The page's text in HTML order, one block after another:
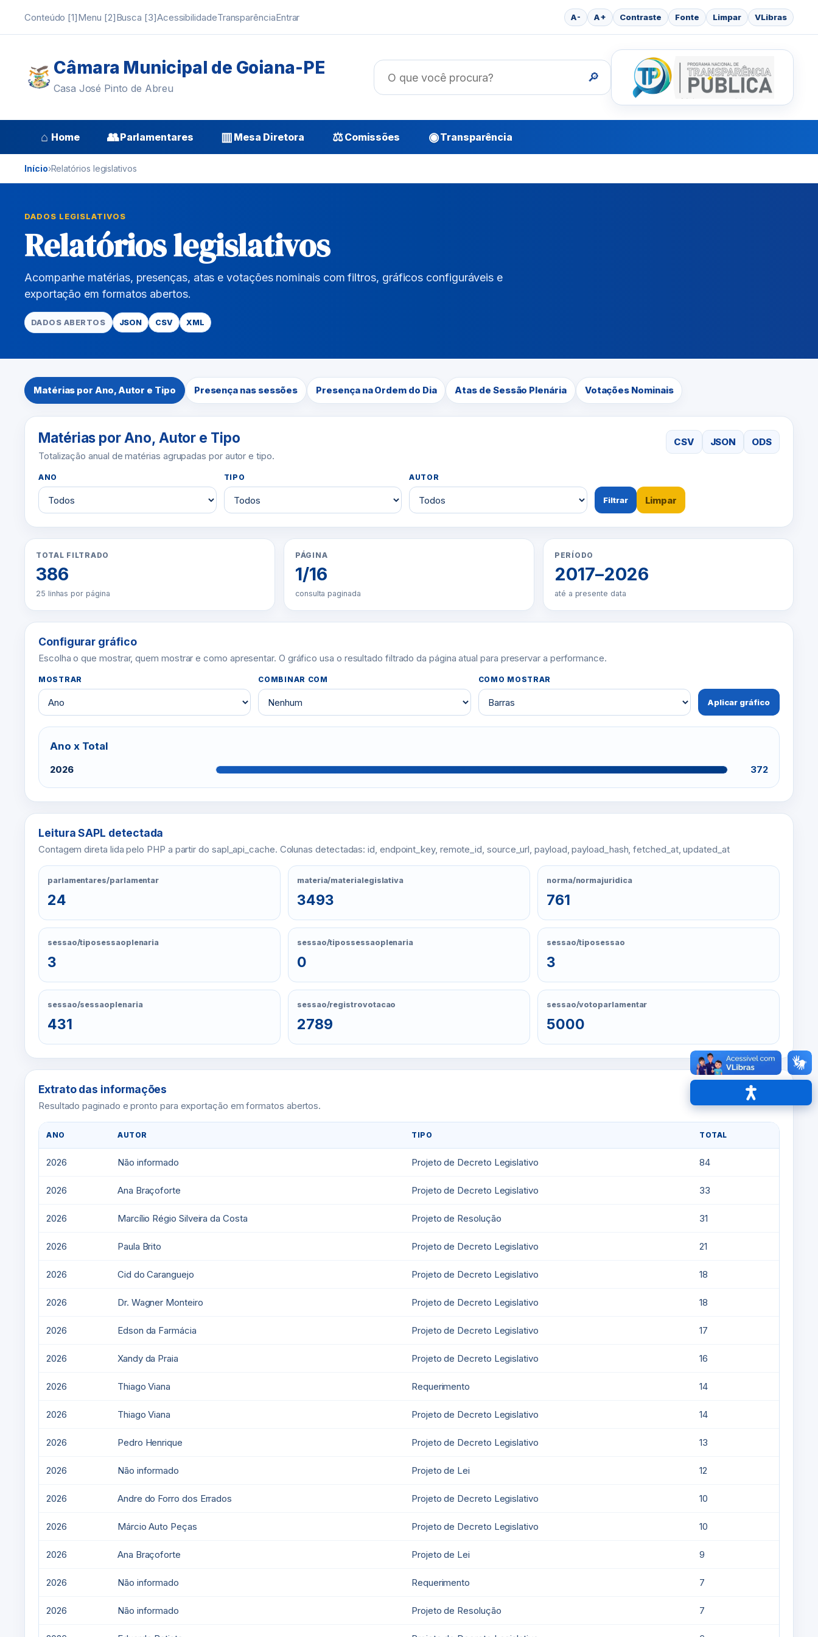
Conteúdo [1]Menu [2]Busca [3]AcessibilidadeTransparênciaEntrar A- A+ Contraste Fonte Limpar VLibras
Câmara Municipal de Goiana-PE
Casa José Pinto de Abreu
🔎
⌂ Home 👥Parlamentares ▥ Mesa Diretora ⚖Comissões ◉Transparência
Início›Relatórios legislativos
DADOS LEGISLATIVOS
Relatórios legislativos
Acompanhe matérias, presenças, atas e votações nominais com filtros, gráficos configuráveis e
exportação em formatos abertos.
DADOS ABERTOS JSON CSV XML
Matérias por Ano, Autor e Tipo Presença nas sessões Presença na Ordem do Dia Atas de Sessão Plenária Votações Nominais
Matérias por Ano, Autor e Tipo
Totalização anual de matérias agrupadas por autor e tipo.
CSV JSON ODS
ANO TIPO AUTOR
Filtrar Limpar
TOTAL FILTRADO
386
25 linhas por página
PÁGINA
1/16
consulta paginada
PERÍODO
2017–2026
até a presente data
Configurar gráfico
Escolha o que mostrar, quem mostrar e como apresentar. O gráfico usa o resultado filtrado da página atual para preservar a performance.
MOSTRAR COMBINAR COM COMO MOSTRAR
Aplicar gráfico
Ano x Total
2026 372
Leitura SAPL detectada
Contagem direta lida pelo PHP a partir do sapl_api_cache. Colunas detectadas: id, endpoint_key, remote_id, source_url, payload, payload_hash, fetched_at, updated_at
parlamentares/parlamentar
24
materia/materialegislativa
3493
norma/normajuridica
761
sessao/tiposessaoplenaria
3
sessao/tipossessaoplenaria
0
sessao/tiposessao
3
sessao/sessaoplenaria
431
sessao/registrovotacao
2789
sessao/votoparlamentar
5000
Extrato das informações
Resultado paginado e pronto para exportação em formatos abertos.
ANO AUTOR TIPO TOTAL
2026 Não informado Projeto de Decreto Legislativo 84
2026 Ana Braçoforte Projeto de Decreto Legislativo 33
2026 Marcílio Régio Silveira da Costa Projeto de Resolução 31
2026 Paula Brito Projeto de Decreto Legislativo 21
2026 Cid do Caranguejo Projeto de Decreto Legislativo 18
2026 Dr. Wagner Monteiro Projeto de Decreto Legislativo 18
2026 Edson da Farmácia Projeto de Decreto Legislativo 17
2026 Xandy da Praia Projeto de Decreto Legislativo 16
2026 Thiago Viana Requerimento 14
2026 Thiago Viana Projeto de Decreto Legislativo 14
2026 Pedro Henrique Projeto de Decreto Legislativo 13
2026 Não informado Projeto de Lei 12
2026 Andre do Forro dos Errados Projeto de Decreto Legislativo 10
2026 Márcio Auto Peças Projeto de Decreto Legislativo 10
2026 Ana Braçoforte Projeto de Lei 9
2026 Não informado Requerimento 7
2026 Não informado Projeto de Resolução 7
Acessibilidade